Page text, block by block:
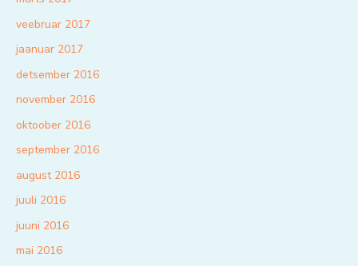
veebruar 2017
jaanuar 2017
detsember 2016
november 2016
oktoober 2016
september 2016
august 2016
juuli 2016
juuni 2016
mai 2016